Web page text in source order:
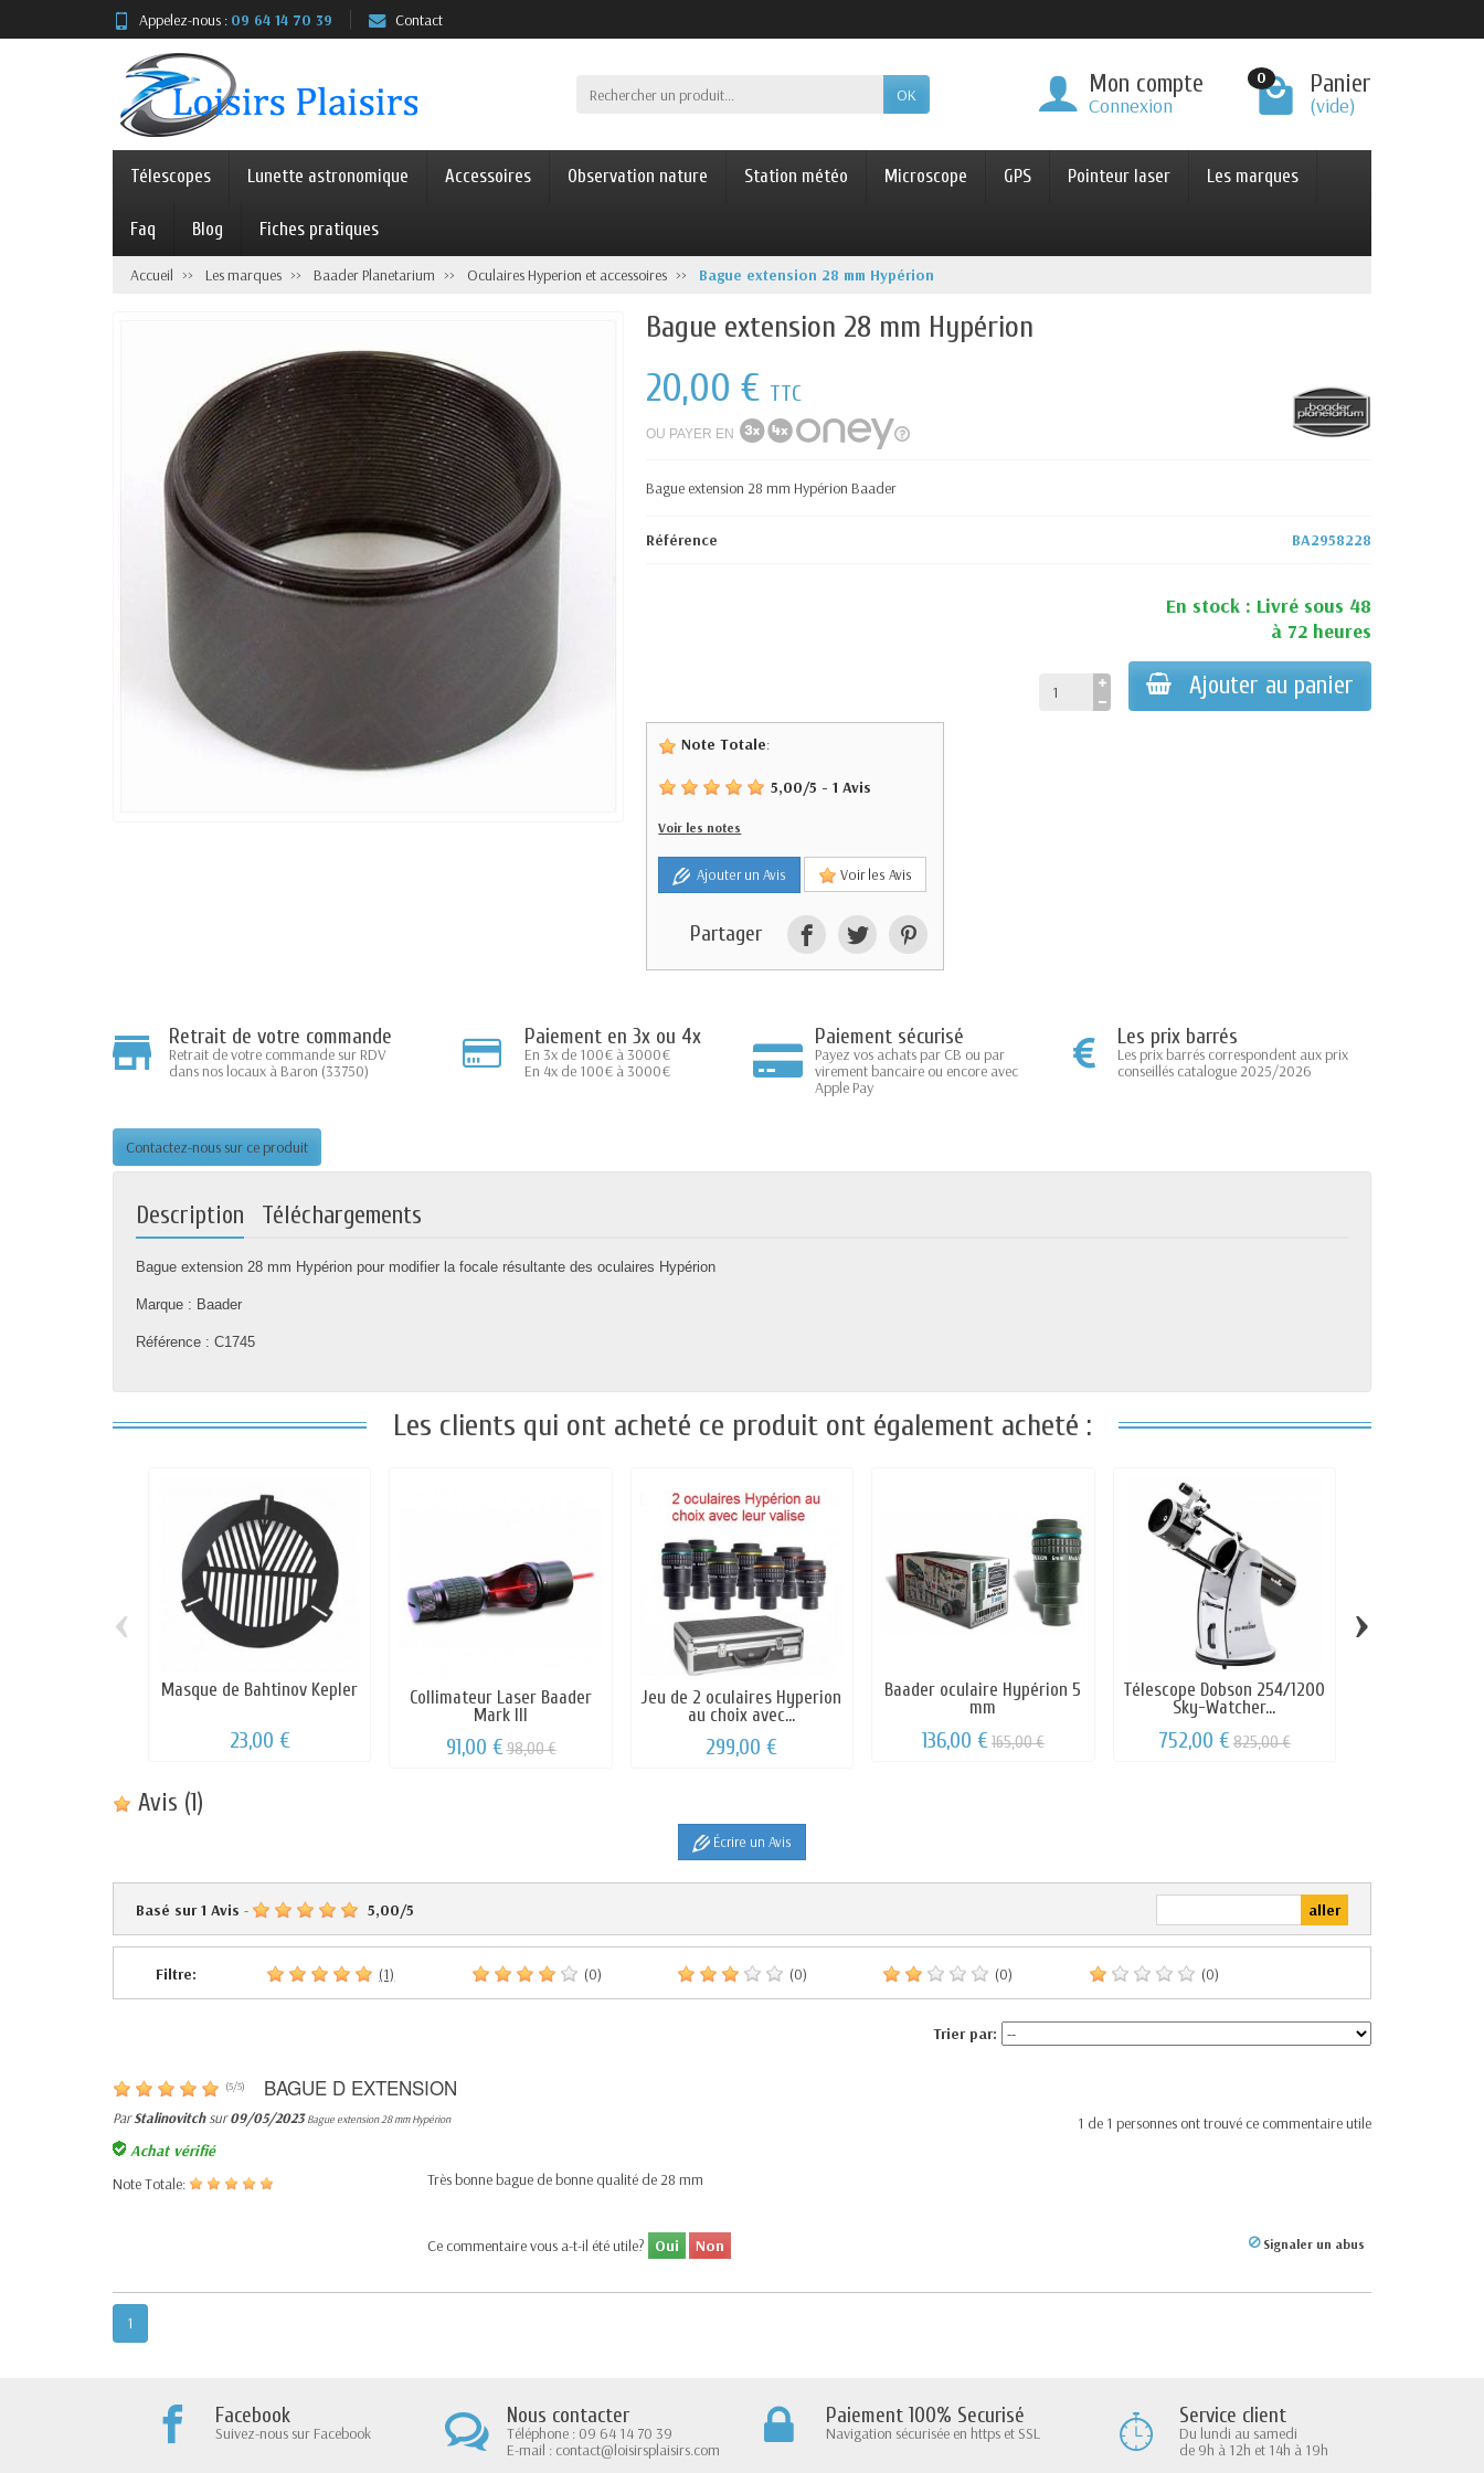
Appelez-nous : 09 64 14 70 39 Contact
OK Mon compte
Connexion
0 Panier
(vide)
Télescopes Lunette astronomique Accessoires Observation nature Station météo Microscope GPS Pointeur laser Les marques
Faq Blog Fiches pratiques
Accueil Les marques Baader Planetarium Oculaires Hyperion et accessoires Bague extension 28 mm Hypérion
Bague extension 28 mm Hypérion
20,00 € TTC
OU PAYER EN
Bague extension 28 mm Hypérion Baader
Référence BA2958228
En stock : Livré sous 48
à 72 heures
Ajouter au panier
Note Totale:
5,00/5 -1 Avis
Voir les notes
Ajouter un Avis Voir les Avis
Partager
Retrait de votre commande
Retrait de votre commande sur RDV
dans nos locaux à Baron (33750)
Paiement en 3x ou 4x
En 3x de 100€ à 3000€
En 4x de 100€ à 3000€
Paiement sécurisé
Payez vos achats par CB ou par
virement bancaire ou encore avec
Apple Pay
Les prix barrés
Les prix barrés correspondent aux prix
conseillés catalogue 2025/2026
Contactez-nous sur ce produit
Description Téléchargements
Bague extension 28 mm Hypérion pour modifier la focale résultante des oculaires Hypérion
Marque : Baader
Référence : C1745
Les clients qui ont acheté ce produit ont également acheté :
Masque de Bahtinov Kepler
23,00 €
Collimateur Laser Baader
Mark III
91,00 €98,00 €
Jeu de 2 oculaires Hyperion
au choix avec...
299,00 €
Baader oculaire Hypérion 5
mm
136,00 €165,00 €
Télescope Dobson 254/1200
Sky-Watcher...
752,00 €825,00 €
‹ ›
Avis (1)
Écrire un Avis
Basé sur1 Avis - 5,00/5
Filtre: (1) (0) (0) (0) (0)
Trier par:
(5/5) BAGUE D EXTENSION
ParStalinovitchsur09/05/2023 Bague extension 28 mm Hypérion 1 de 1 personnes ont trouvé ce commentaire utile
Achat vérifié
Note Totale:
Très bonne bague de bonne qualité de 28 mm
Ce commentaire vous a-t-il été utile? Oui Non Signaler un abus
1
Facebook
Suivez-nous sur Facebook
Nous contacter
Téléphone : 09 64 14 70 39
E-mail : contact@loisirsplaisirs.com
Paiement 100% Securisé
Navigation sécurisée en https et SSL
Service client
Du lundi au samedi
de 9h à 12h et 14h à 19h